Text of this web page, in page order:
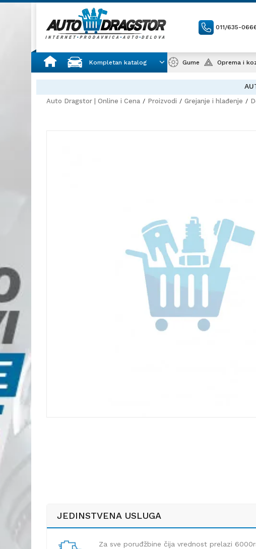
011/635-
Kompletan katalog Gume Oprema i
Auto Dragstor | Online i Cena Proizvodi Grejanje i hlađenje
JEDINSTVENA USLUGA
Za sve poruđžbine čija vrednost prelazi